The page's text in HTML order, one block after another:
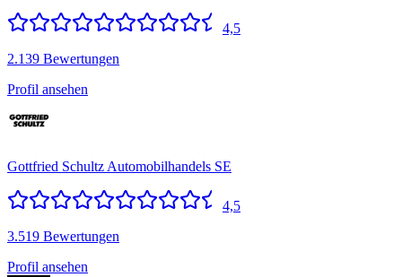
4,5
2.139 Bewertungen
Profil ansehen
Gottfried Schultz Automobilhandels SE
4,5
3.519 Bewertungen
Profil ansehen